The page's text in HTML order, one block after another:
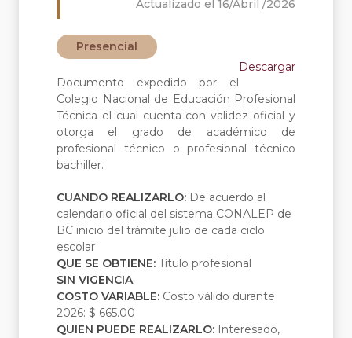
Actualizado el 16/Abril /2026
Presencial
Descargar
Documento expedido por el
Colegio Nacional de Educación Profesional
Técnica el cual cuenta con validez oficial y
otorga el grado de académico de
profesional técnico o profesional técnico
bachiller.
CUANDO REALIZARLO: De acuerdo al
calendario oficial del sistema CONALEP de
BC inicio del trámite julio de cada ciclo
escolar
QUE SE OBTIENE: Título profesional
SIN VIGENCIA
COSTO VARIABLE: Costo válido durante
2026: $ 665.00
QUIEN PUEDE REALIZARLO: Interesado,